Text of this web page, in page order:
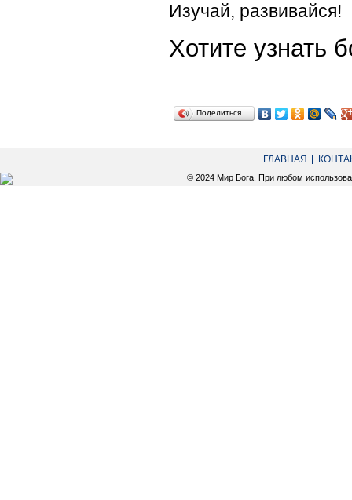
Изучай, развивайся!
Хотите
Поделиться…
ГЛАВНАЯ
© 2024 Мир Бога. При любом